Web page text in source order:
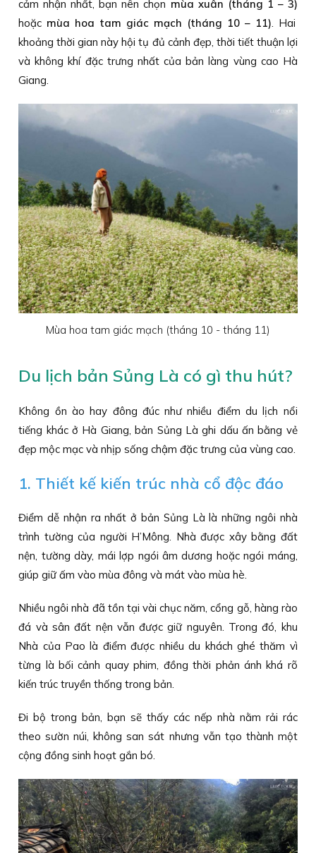
cảm nhận nhất, bạn nên chọn mùa xuân (tháng 1 – 3)
hoặc mùa hoa tam giác mạch (tháng 10 – 11). Hai
khoảng thời gian này hội tụ đủ cảnh đẹp, thời tiết thuận lợi
và không khí đặc trưng nhất của bản làng vùng cao Hà
Giang.
Mùa hoa tam giác mạch (tháng 10 - tháng 11)
Du lịch bản Sủng Là có gì thu hút?
Không ồn ào hay đông đúc như nhiều điểm du lịch nổi
tiếng khác ở Hà Giang, bản Sủng Là ghi dấu ấn bằng vẻ
đẹp mộc mạc và nhịp sống chậm đặc trưng của vùng cao.
1. Thiết kế kiến trúc nhà cổ độc đáo
Điểm dễ nhận ra nhất ở bản Sủng Là là những ngôi nhà
trình tường của người H’Mông. Nhà được xây bằng đất
nện, tường dày, mái lợp ngói âm dương hoặc ngói máng,
giúp giữ ấm vào mùa đông và mát vào mùa hè.
Nhiều ngôi nhà đã tồn tại vài chục năm, cổng gỗ, hàng rào
đá và sân đất nện vẫn được giữ nguyên. Trong đó, khu
Nhà của Pao là điểm được nhiều du khách ghé thăm vì
từng là bối cảnh quay phim, đồng thời phản ánh khá rõ
kiến trúc truyền thống trong bản.
Đi bộ trong bản, bạn sẽ thấy các nếp nhà nằm rải rác
theo sườn núi, không san sát nhưng vẫn tạo thành một
cộng đồng sinh hoạt gắn bó.